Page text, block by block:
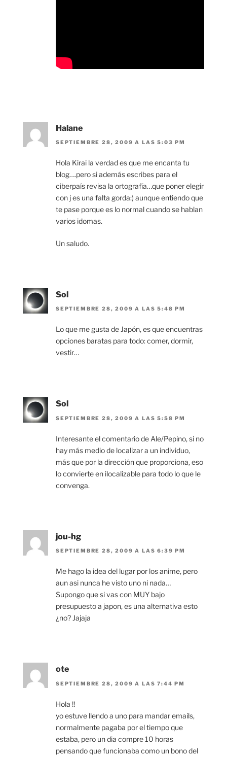
Halane
SEPTIEMBRE 28, 2009 A LAS 5:03 PM
Hola Kirai la verdad es que me encanta tu
blog….pero si además escribes para el
ciberpaís revisa la ortografía…que poner elegir
con j es una falta gorda:) aunque entiendo que
te pase porque es lo normal cuando se hablan
varios idomas.
Un saludo.
Sol
SEPTIEMBRE 28, 2009 A LAS 5:48 PM
Lo que me gusta de Japón, es que encuentras
opciones baratas para todo: comer, dormir,
vestir…
Sol
SEPTIEMBRE 28, 2009 A LAS 5:58 PM
Interesante el comentario de Ale/Pepino, si no
hay más medio de localizar a un individuo,
más que por la dirección que proporciona, eso
lo convierte en ilocalizable para todo lo que le
convenga.
jou-hg
SEPTIEMBRE 28, 2009 A LAS 6:39 PM
Me hago la idea del lugar por los anime, pero
aun asi nunca he visto uno ni nada…
Supongo que si vas con MUY bajo
presupuesto a japon, es una alternativa esto
¿no? Jajaja
ote
SEPTIEMBRE 28, 2009 A LAS 7:44 PM
Hola !!
yo estuve llendo a uno para mandar emails,
normalmente pagaba por el tiempo que
estaba, pero un dia compre 10 horas
pensando que funcionaba como un bono del